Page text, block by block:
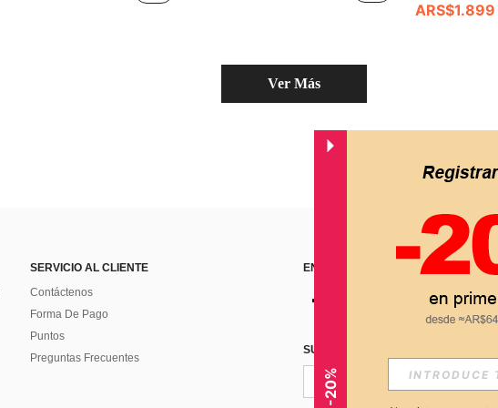
ARS$1.899
Ver Más
SERVICIO AL CLIENTE
Contáctenos
Forma De Pago
Puntos
Preguntas Frecuentes
ENCUÉNTRANOS EN
SUSCRÍBETE PARA RECIBIR